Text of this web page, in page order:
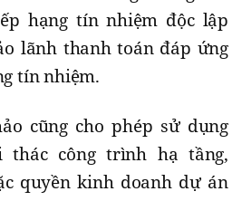
hạng tín nhiệm độc lập
lãnh thanh toán đáp ứng
tín nhiệm.
cũng cho phép sử dụng
thác công trình hạ tầng,
quyền kinh doanh dự án